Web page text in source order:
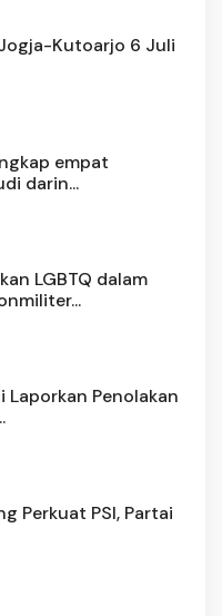
Kutoarjo 6 Juli
empat
darin...
LGBTQ dalam
Laporkan Penolakan
Perkuat PSI, Partai